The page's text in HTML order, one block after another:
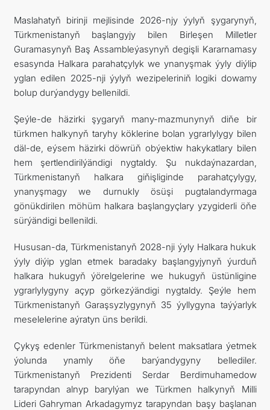
Maslahatyň birinji mejlisinde 2026-njy ýylyň şygarynyň,
Türkmenistanyň başlangyjy bilen Birleşen Milletler
Guramasynyň Baş Assambleýasynyň degişli Kararnamasy
esasynda Halkara parahatçylyk we ynanyşmak ýyly diýlip
yglan edilen 2025-nji ýylyň wezipeleriniň logiki dowamy
bolup durýandygy bellenildi.
Şeýle-de häzirki şygaryň many-mazmunynyň diňe bir
türkmen halkynyň taryhy köklerine bolan ygrarlylygy bilen
däl-de, eýsem häzirki döwrüň obýektiw hakykatlary bilen
hem şertlendirilýändigi nygtaldy. Şu nukdaýnazardan,
Türkmenistanyň halkara giňişliginde parahatçylygy,
ynanyşmagy we durnukly ösüşi pugtalandyrmaga
gönükdirilen möhüm halkara başlangyçlary yzygiderli öňe
sürýändigi bellenildi.
Hususan-da, Türkmenistanyň 2028-nji ýyly Halkara hukuk
ýyly diýip yglan etmek baradaky başlangyjynyň ýurduň
halkara hukugyň ýörelgelerine we hukugyň üstünligine
ygrarlylygyny açyp görkezýändigi nygtaldy. Şeýle hem
Türkmenistanyň Garaşsyzlygynyň 35 ýyllygyna taýýarlyk
meselelerine aýratyn üns berildi.
Çykyş edenler Türkmenistanyň belent maksatlara ýetmek
ýolunda ynamly öňe barýandygyny bellediler.
Türkmenistanyň Prezidenti Serdar Berdimuhamedow
tarapyndan alnyp barylýan we Türkmen halkynyň Milli
Lideri Gahryman Arkadagymyz tarapyndan başy başlanan